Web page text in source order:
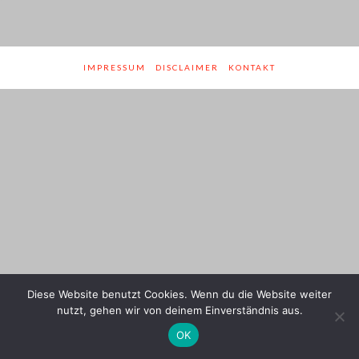
IMPRESSUM DISCLAIMER KONTAKT
Diese Website benutzt Cookies. Wenn du die Website weiter
nutzt, gehen wir von deinem Einverständnis aus.
OK